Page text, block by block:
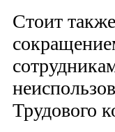
Стоит
Трудового